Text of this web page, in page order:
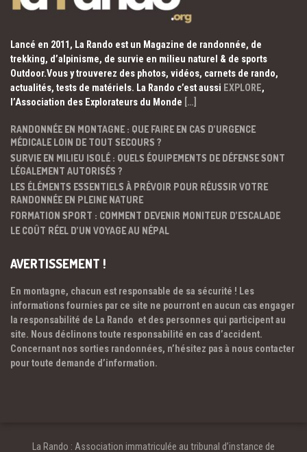
Lancé en 2011, La Rando est un Magazine de randonnée, de
trekking, d’alpinisme, de survie en milieu naturel & de sports
Outdoor.Vous y trouverez des photos, vidéos, carnets de rando,
actualités, tests de matériels. La Rando c’est aussi EXPLORE,
l’Association des Explorateurs du Monde […]
RANDONNÉE EN MONTAGNE : QUE FAIRE EN CAS D’URGENCE
MÉDICALE LOIN DE TOUT SECOURS ?
SURVIE EN MILIEU ISOLÉ : QUELS ÉQUIPEMENTS DE DÉFENSE SONT
LÉGALEMENT AUTORISÉS ?
LES ÉLÉMENTS ESSENTIELS À PRÉVOIR POUR RÉUSSIR VOTRE
RANDONNÉE EN PLEINE NATURE
FORMATION SPORT : COMMENT DEVENIR MONITEUR D’ESCALADE
LE COÛT RÉEL D’UN VOYAGE AU NÉPAL
AVERTISSEMENT !
En montagne, chacun est responsable de sa sécurité ! Les
informations fournies par ce site ne pourront en aucun cas engager
la responsabilité de La Rando et des personnes qui participent au
site. Nous déclinons toute responsabilité en cas d’accident.
Concernant nos sorties randonnées, n’hésitez pas à nous contacter
pour toute demande d’information.
La Rando : Association immatriculée au tribunal d’instance de